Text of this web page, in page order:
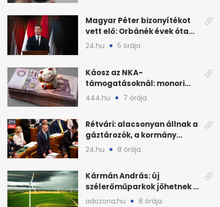
Magyar Péter bizonyítékot
vett elő: Orbánék évek óta
tudtak az energiarendszer
összeomlásáról
24.hu 5 órája
Káosz az NKA-
támogatásoknál: monori
civilek elszámolásai és
444.hu 7 órája
Rétvári: alacsonyan állnak a
gáztározók, a kormány
válságról válságra jut
24.hu 8 órája
Kármán András: új
szélerőműparkok jöhetnek a
kormányülés döntése
adozona.hu 8 órája